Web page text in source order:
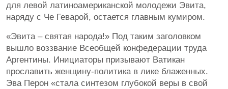
для левой латиноамериканской молодежи Эвита,
наряду с Че Геварой, остается главным кумиром.
«Эвита – святая народа!» Под таким заголовком
вышло воззвание Всеобщей конфедерации труда
Аргентины. Инициаторы призывают Ватикан
прославить женщину-политика в лике блаженных.
Эва Перон «стала синтезом глубокой веры в свой